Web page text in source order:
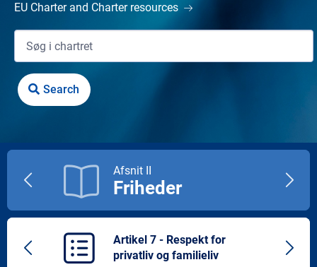
EU Charter and Charter resources
Afsnit II
Friheder
Previous
Artikel 7 - Respekt for
privatliv og familieliv